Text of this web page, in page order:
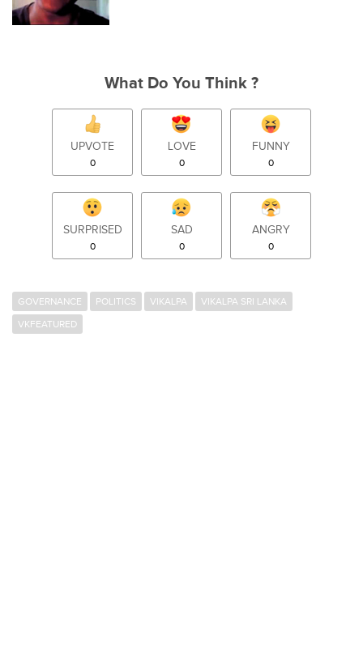
What Do You Think ?
UPVOTE
0
LOVE
0
FUNNY
0
SURPRISED
0
SAD
0
ANGRY
0
GOVERNANCE POLITICS VIKALPA
VIKALPA SRI LANKA
VKFEATURED